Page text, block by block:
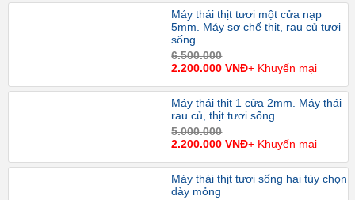
Máy thái thịt tươi một cửa nạp
5mm. Máy sơ chế thịt, rau củ tươi
sống.
6.500.000
2.200.000 VNĐ+ Khuyến mại
Máy thái thịt 1 cửa 2mm. Máy thái
rau củ, thịt tươi sống.
5.000.000
2.200.000 VNĐ+ Khuyến mại
Máy thái thịt tươi sống hai tùy chọn
dày mỏng